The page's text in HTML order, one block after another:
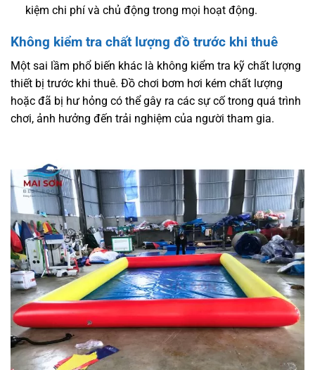
kiệm chi phí và chủ động trong mọi hoạt động.
Không kiểm tra chất lượng đồ trước khi thuê
Một sai lầm phổ biến khác là không kiểm tra kỹ chất lượng
thiết bị trước khi thuê. Đồ chơi bơm hơi kém chất lượng
hoặc đã bị hư hỏng có thể gây ra các sự cố trong quá trình
chơi, ảnh hưởng đến trải nghiệm của người tham gia.